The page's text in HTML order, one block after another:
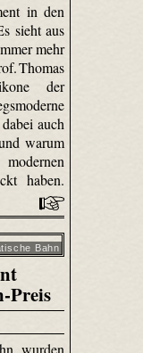
in den
sieht aus
mehr
Thomas
der
auch
warum
haben.
Bahn
Preis
wurden